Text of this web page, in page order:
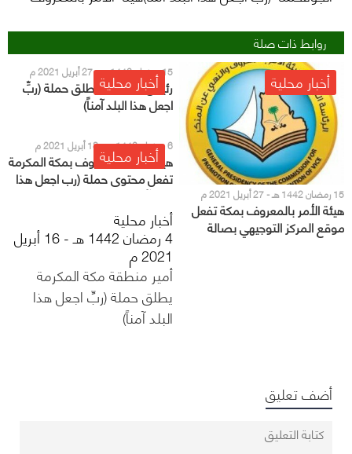
روابط ذات صلة
أخبار محلية
15 رمضان 1442 هـ - 27 أبريل 2021 م
هيئة الأمر بالمعروف بمكة تفعل
موقع المركز التوجيهي بصالة
الحجاج
أخبار محلية15 رمضان 1442 هـ - 27 أبريل 2021 م
رئيس مركز لينة يطلق حملة (ربِّ
اجعل هذا البلد آمناً)
أخبار محلية 6 رمضان 1442 هـ - 18 أبريل 2021 م
هيئة الأمر بالمعروف بمكة المكرمة
تفعل محتوى حملة (رب اجعل هذا
البلد آمنا)
أخبار محلية
4 رمضان 1442 هـ - 16 أبريل
2021 م
أمير منطقة مكة المكرمة
يطلق حملة (ربِّ اجعل هذا
البلد آمناً)
أضف تعليق